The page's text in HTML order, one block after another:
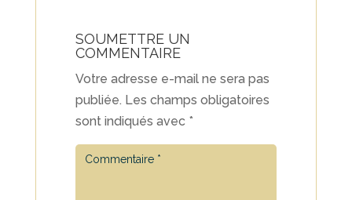
SOUMETTRE UN
COMMENTAIRE
Votre adresse e-mail ne sera pas
publiée. Les champs obligatoires
sont indiqués avec *